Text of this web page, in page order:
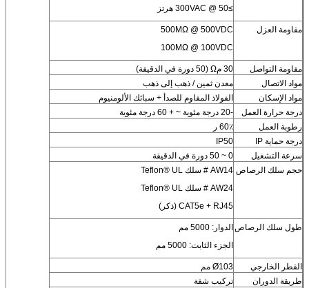
≥300VAC @ 50 هرتز
مقاومة العزل
500MΩ @ 500VDC
100MΩ @ 100VDC
مقاومة التواصل
30 مΩ (50 دورة في الدقيقة)
مواد الاتصال
معدن ثمين / ذهب إلى ذهب
مواد الإسكان
الفولاذ المقاوم للصدأ + سبائك الألومنيوم
درجة حرارة العمل
-20 درجة مئوية ~ + 60 درجة مئوية
رطوبة العمل
60٪ ر
درجة حماية IP
IP50
سرعة التشغيل
0 ~ 50 دورة في الدقيقة
حجم سلك الرصاص AW14 # سلك Teflon® UL
AW24 # سلك Teflon® UL
CAT5e + RJ45 (ذكر)
طول سلك الرصاصالدوار: 5000 مم
الجزء الثابت: 5000 مم
القطر الخارجي
Ø103 مم
طريقة الدوران
تركيب شفة